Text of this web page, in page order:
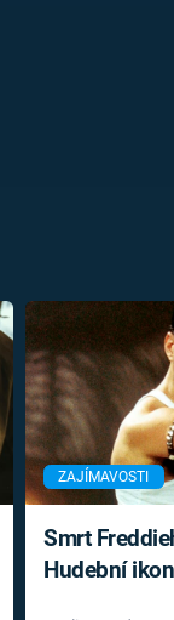
ZAJÍMAVOSTI
Smrt
Hudební